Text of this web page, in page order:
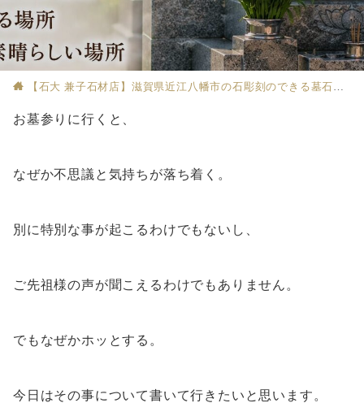
【石大 兼子石材店】滋賀県近江八幡市の石彫刻のできる墓石店
お墓参りに行くと、
なぜか不思議と気持ちが落ち着く。
別に特別な事が起こるわけでもないし、
ご先祖様の声が聞こえるわけでもありません。
でもなぜかホッとする。
今日はその事について書いて行きたいと思います。